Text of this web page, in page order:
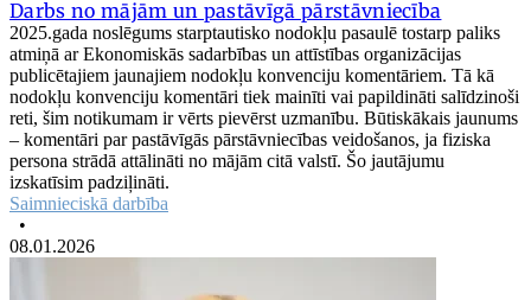
Darbs no mājām un pastāvīgā pārstāvniecība
2025.gada noslēgums starptautisko nodokļu pasaulē tostarp paliks
atmiņā ar Ekonomiskās sadarbības un attīstības organizācijas
publicētajiem jaunajiem nodokļu konvenciju komentāriem. Tā kā
nodokļu konvenciju komentāri tiek mainīti vai papildināti salīdzinoši
reti, šim notikumam ir vērts pievērst uzmanību. Būtiskākais jaunums
– komentāri par pastāvīgās pārstāvniecības veidošanos, ja fiziska
persona strādā attālināti no mājām citā valstī. Šo jautājumu
izskatīsim padziļināti.
Saimnieciskā darbība
•
08.01.2026